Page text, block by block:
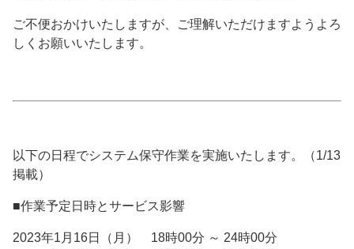
ご不便おかけいたしますが、ご理解いただけますようよろ
しくお願いいたします。
以下の日程でシステム保守作業を実施いたします。（1/13
掲載）
■作業予定日時とサービス影響
2023年1月16日（月） 18時00分 ～ 24時00分